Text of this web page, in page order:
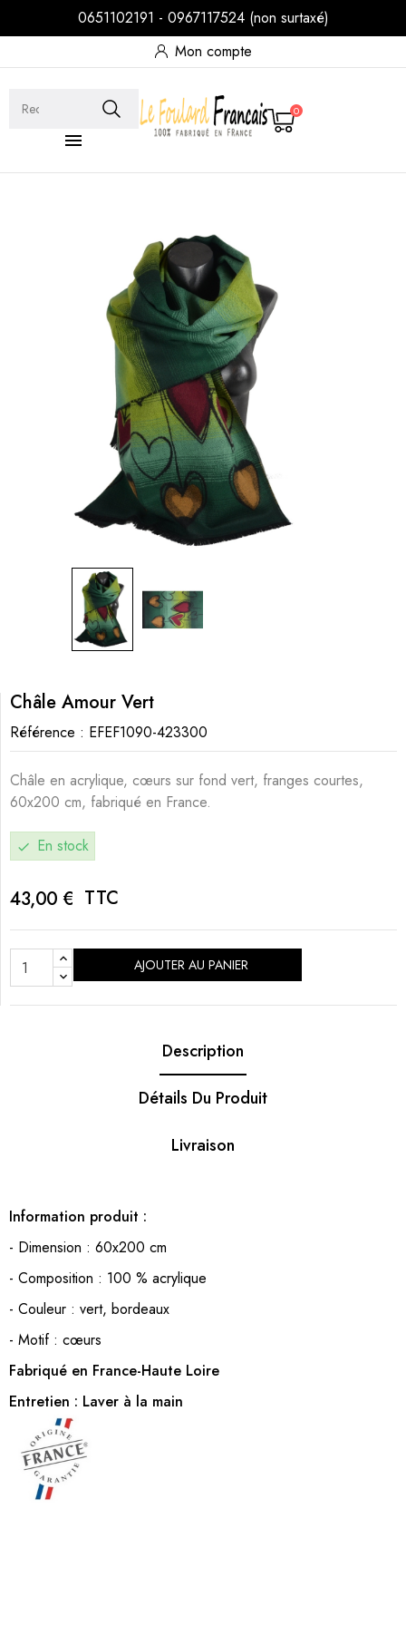
0651102191 - 0967117524 (non surtaxé)
Mon compte

0
Châle Amour Vert
Référence : EFEF1090-423300
Châle en acrylique, cœurs sur fond vert, franges courtes,
60x200 cm, fabriqué en France.
check En stock
43,00 € TTC
AJOUTER AU PANIER
Description
Détails Du Produit
Livraison
Information produit :
- Dimension : 60x200 cm
- Composition : 100 % acrylique
- Couleur : vert, bordeaux
- Motif : cœurs
Fabriqué en France-Haute Loire
Entretien : Laver à la main